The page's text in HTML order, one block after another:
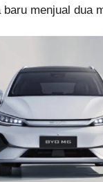
baru menjual dua